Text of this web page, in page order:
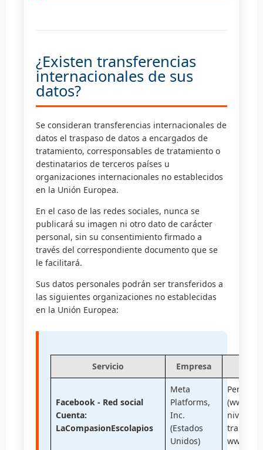
¿Existen transferencias
internacionales de sus
datos?
Se consideran transferencias internacionales de
datos el traspaso de datos a encargados de
tratamiento, corresponsables de tratamiento o
destinatarios de terceros países u
organizaciones internacionales no establecidos
en la Unión Europea.
En el caso de las redes sociales, nunca se
publicará su imagen ni otro dato de carácter
personal, sin su consentimiento firmado a
través del correspondiente documento que se
le facilitará.
Sus datos personales podrán ser transferidos a
las siguientes organizaciones no establecidas
en la Unión Europea:
Servicio Empresa
Facebook - Red social
Cuenta:
LaCompasionEscolapios
Meta
Platforms,
Inc.
(Estados
Unidos)
nivel de